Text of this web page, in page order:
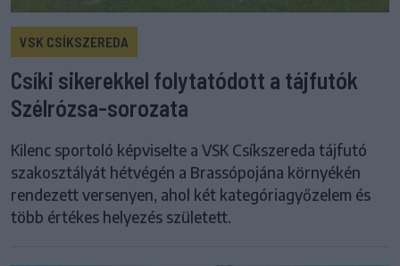
VSK CSÍKSZEREDA
Csíki sikerekkel folytatódott a tájfutók
Szélrózsa-sorozata
Kilenc sportoló képviselte a VSK Csíkszereda tájfutó
szakosztályát hétvégén a Brassópojána környékén
rendezett versenyen, ahol két kategóriagyőzelem és
több értékes helyezés született.